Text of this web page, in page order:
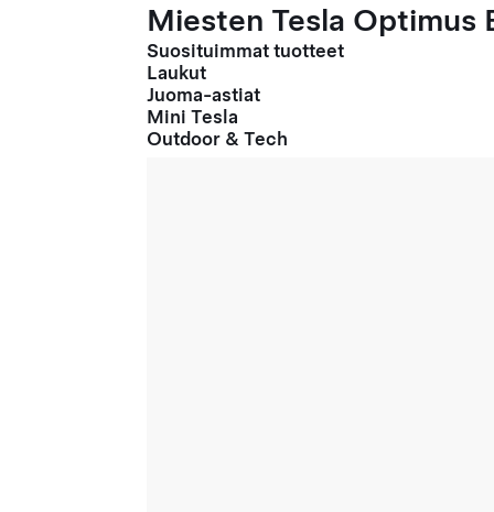
Miesten Tesla
Suosituimmat tuotteet
Laukut
Juoma-astiat
Mini Tesla
Outdoor & Tech